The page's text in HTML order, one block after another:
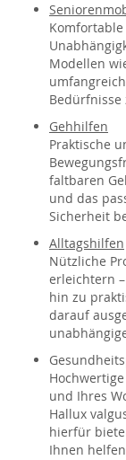
Modellen
Bedürfnisse
Gehhilfen
Praktische
faltbaren
und das
Sicherheit
Alltagshilfen
Nützliche
erleichtern
hin zu
darauf
und Ihres
Hallux
hierfür
Ihnen